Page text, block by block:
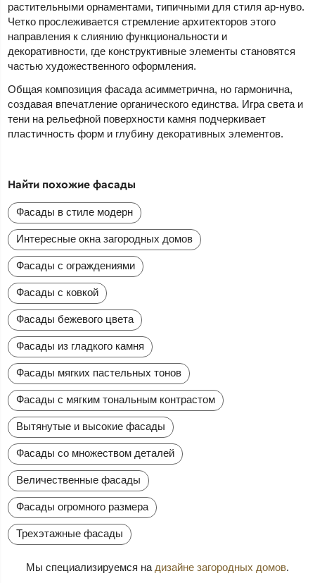
растительными орнаментами, типичными для стиля ар-нуво.
Четко прослеживается стремление архитекторов этого
направления к слиянию функциональности и
декоративности, где конструктивные элементы становятся
частью художественного оформления.
Общая композиция фасада асимметрична, но гармонична,
создавая впечатление органического единства. Игра света и
тени на рельефной поверхности камня подчеркивает
пластичность форм и глубину декоративных элементов.
Найти похожие фасады
Фасады в стиле модерн
Интересные окна загородных домов
Фасады с ограждениями
Фасады с ковкой
Фасады бежевого цвета
Фасады из гладкого камня
Фасады мягких пастельных тонов
Фасады с мягким тональным контрастом
Вытянутые и высокие фасады
Фасады со множеством деталей
Величественные фасады
Фасады огромного размера
Трехэтажные фасады
Мы специализируемся на дизайне загородных домов.